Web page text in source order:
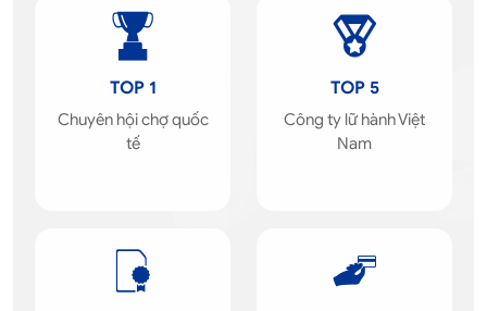
TOP 1
Chuyên hội chợ quốc
tế
TOP 5
Công ty lữ hành Việt
Nam